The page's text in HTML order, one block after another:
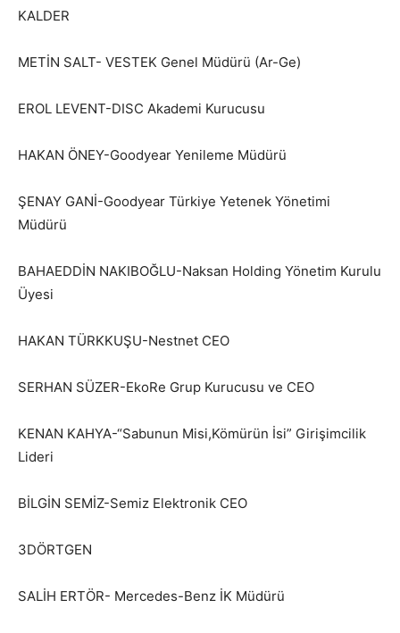
KALDER
METİN SALT- VESTEK Genel Müdürü (Ar-Ge)
EROL LEVENT-DISC Akademi Kurucusu
HAKAN ÖNEY-Goodyear Yenileme Müdürü
ŞENAY GANİ-Goodyear Türkiye Yetenek Yönetimi
Müdürü
BAHAEDDİN NAKIBOĞLU-Naksan Holding Yönetim Kurulu
Üyesi
HAKAN TÜRKKUŞU-Nestnet CEO
SERHAN SÜZER-EkoRe Grup Kurucusu ve CEO
KENAN KAHYA-“Sabunun Misi,Kömürün İsi” Girişimcilik
Lideri
BİLGİN SEMİZ-Semiz Elektronik CEO
3DÖRTGEN
SALİH ERTÖR- Mercedes-Benz İK Müdürü